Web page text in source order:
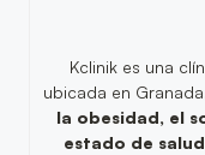
Kclinik es una
ubicada en
la obesidad, el
estado de salud